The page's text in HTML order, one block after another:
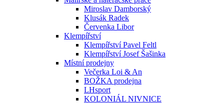
Miroslav Damborský
Klusák Radek
Červenka Libor
Klempířství
Klempířství Pavel Feltl
Klempířství Josef Šašinka
Místní prodejny
Večerka Loi & An
BOŽKA prodejna
LHsport
KOLONIÁL NIVNICE